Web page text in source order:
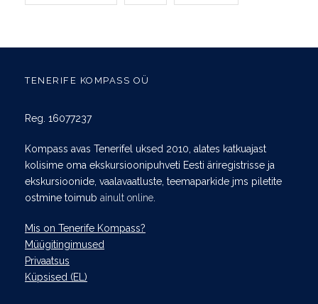
TENERIFE KOMPASS OÜ
Reg. 16077237
Kompass avas Tenerifel uksed 2010, alates katkuajast
kolisime oma ekskursioonipuhveti Eesti äriregistrisse ja
ekskursioonide, vaalavaatluste, teemaparkide jms piletite
ostmine toimub ainult online.
Mis on Tenerife Kompass?
Müügitingimused
Privaatsus
Küpsised (EL)